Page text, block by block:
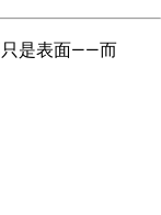
只是表面——而